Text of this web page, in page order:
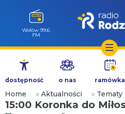
Przejdź
treści
Wołów 99.6
FM
dostępność o nas ramówka
Home » Aktualności » Tematy
15:00 Koronka do